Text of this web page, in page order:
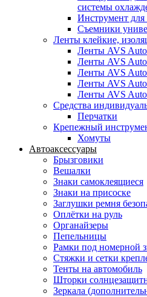
системы
Инструмент для
Съемники
Ленты клейкие,
Ленты AVS
Ленты AVS
Ленты AVS Auto
Ленты AVS
Ленты AVS
Средства
Перчатки
Крепежный
Хомуты
Автоаксессуары
Брызговики
Вешалки
Знаки самоклеящиеся
Знаки на присоске
Заглушки ремня
Оплётки на руль
Органайзеры
Пепельницы
Рамки под номерной
Стяжки и сетки
Тенты на автомобиль
Шторки
Зеркала